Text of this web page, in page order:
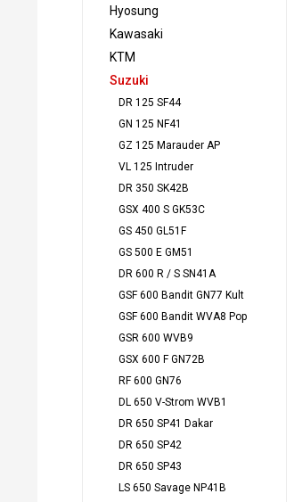
Hyosung
Kawasaki
KTM
Suzuki
DR 125 SF44
GN 125 NF41
GZ 125 Marauder AP
VL 125 Intruder
DR 350 SK42B
GSX 400 S GK53C
GS 450 GL51F
GS 500 E GM51
DR 600 R / S SN41A
GSF 600 Bandit GN77 Kult
GSF 600 Bandit WVA8 Pop
GSR 600 WVB9
GSX 600 F GN72B
RF 600 GN76
DL 650 V-Strom WVB1
DR 650 SP41 Dakar
DR 650 SP42
DR 650 SP43
LS 650 Savage NP41B